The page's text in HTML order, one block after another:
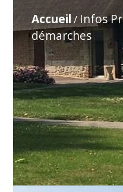
Accueil / Infos
démarches